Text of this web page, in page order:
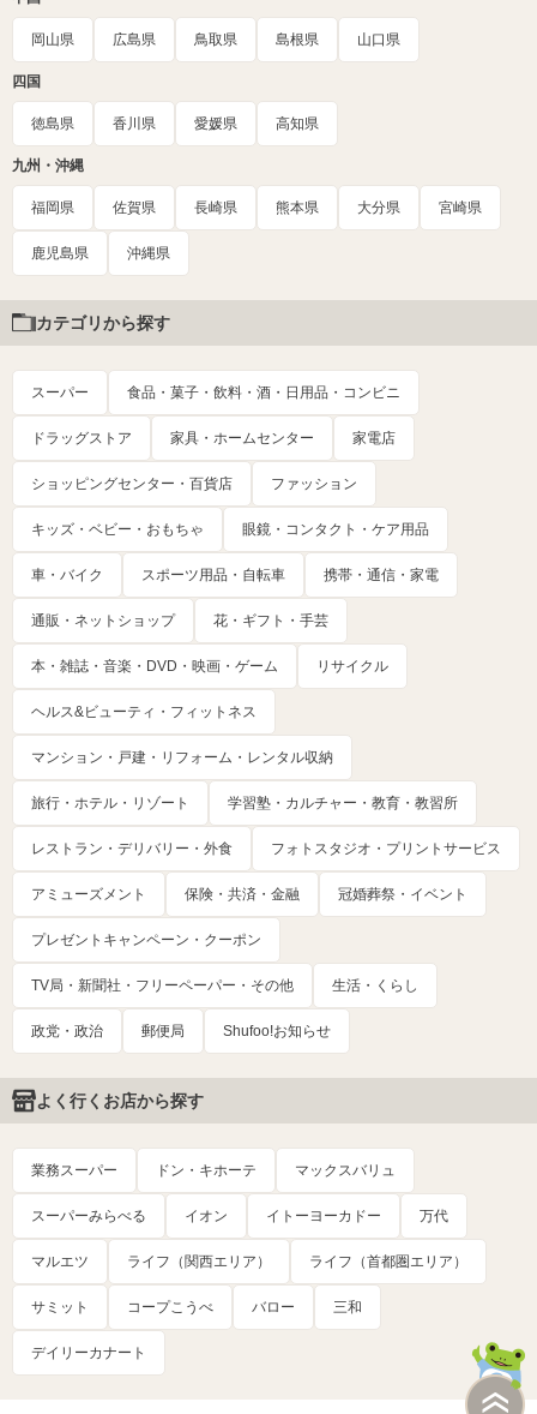
岡山県 広島県 鳥取県 島根県 山口県
四国
徳島県 香川県 愛媛県 高知県
九州・沖縄
福岡県 佐賀県 長崎県 熊本県 大分県 宮崎県
鹿児島県 沖縄県
カテゴリから探す
スーパー 食品・菓子・飲料・酒・日用品・コンビニ
ドラッグストア 家具・ホームセンター 家電店
ショッピングセンター・百貨店 ファッション
キッズ・ベビー・おもちゃ 眼鏡・コンタクト・ケア用品
車・バイク スポーツ用品・自転車 携帯・通信・家電
通販・ネットショップ 花・ギフト・手芸
本・雑誌・音楽・DVD・映画・ゲーム リサイクル
ヘルス&ビューティ・フィットネス
マンション・戸建・リフォーム・レンタル収納
旅行・ホテル・リゾート 学習塾・カルチャー・教育・教習所
レストラン・デリバリー・外食 フォトスタジオ・プリントサービス
アミューズメント 保険・共済・金融 冠婚葬祭・イベント
プレゼントキャンペーン・クーポン
TV局・新聞社・フリーペーパー・その他 生活・くらし
政党・政治 郵便局 Shufoo!お知らせ
よく行くお店から探す
業務スーパー ドン・キホーテ マックスバリュ
スーパーみらべる イオン イトーヨーカドー 万代
マルエツ ライフ（関西エリア） ライフ（首都圏エリア）
サミット コープこうべ バロー 三和
デイリーカナート